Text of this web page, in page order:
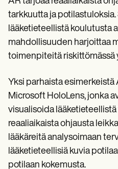
tarkkuutta ja potilastuloksia.
lääketieteellistä koulutusta
mahdollisuuden harjoittaa
toimenpiteitä riskittömässä
Yksi parhaista
Microsoft HoloLens, jonka
visualisoida lääketieteellistä
reaaliaikaista ohjausta
lääkäreitä analysoimaan
lääketieteellisiä kuvia
potilaan kokemusta.